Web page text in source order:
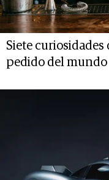
Siete
pedido del mundo